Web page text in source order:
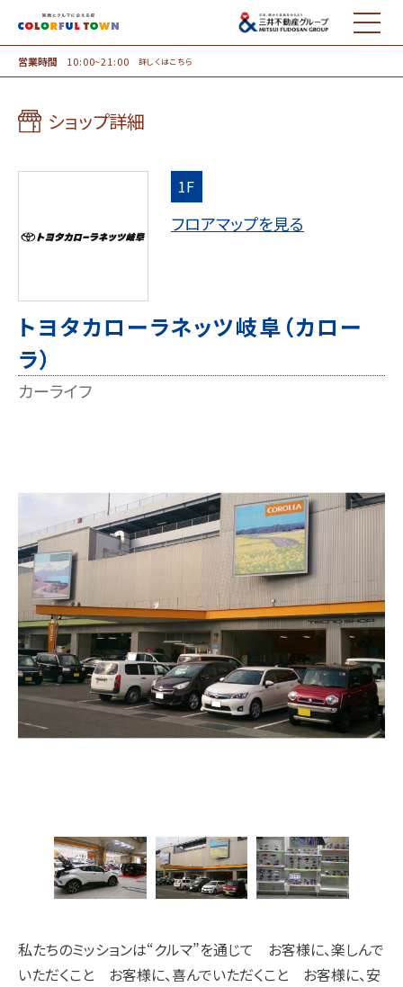
MENU
営業時間 10:00~21:00 詳しくはこちら
ショップ詳細
1F
フロアマップを見る
トヨタカローラネッツ岐阜（カロー
ラ）
カーライフ
私たちのミッションは“クルマ”を通じて お客様に、楽しんで
いただくこと お客様に、喜んでいただくこと お客様に、安